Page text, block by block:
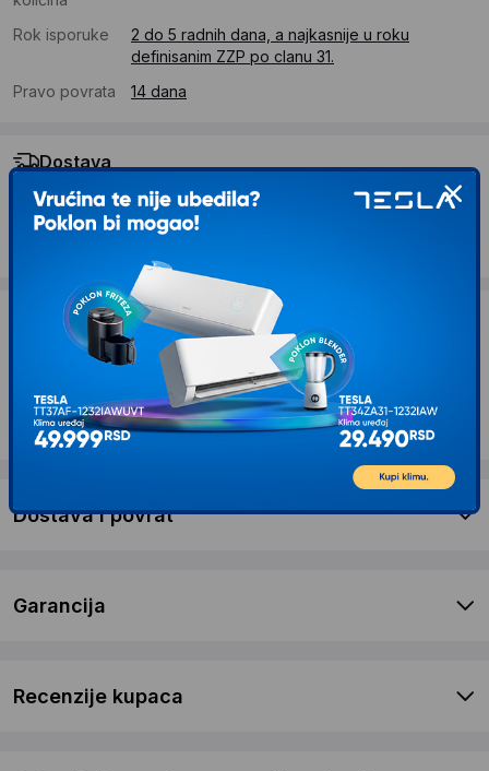
Rok isporuke
2 do 5 radnih dana, a najkasnije u roku
definisanim ZZP po clanu 31.
Pravo povrata
14 dana
Dostava
Standardna dostava se očekuje u roku od 2 do 5 radnih
dana
Želite li ponudu za firmu?
Kontaktirajte nas
Opis proizvoda ISKRA Toster 750W Black
Dostava i povrat
Garancija
Recenzije kupaca